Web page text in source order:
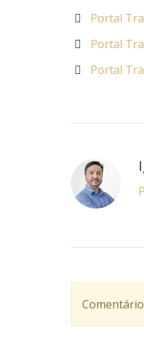
Portal
Portal
Portal